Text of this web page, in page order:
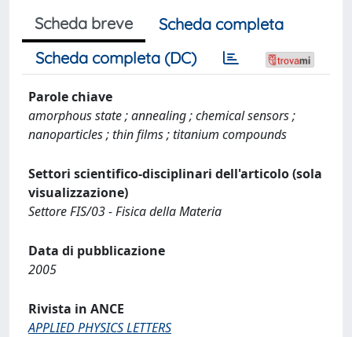
Scheda breve
Scheda completa
Scheda completa (DC)
Parole chiave
amorphous state ; annealing ; chemical sensors ;
nanoparticles ; thin films ; titanium compounds
Settori scientifico-disciplinari dell'articolo (sola
visualizzazione)
Settore FIS/03 - Fisica della Materia
Data di pubblicazione
2005
Rivista in ANCE
APPLIED PHYSICS LETTERS